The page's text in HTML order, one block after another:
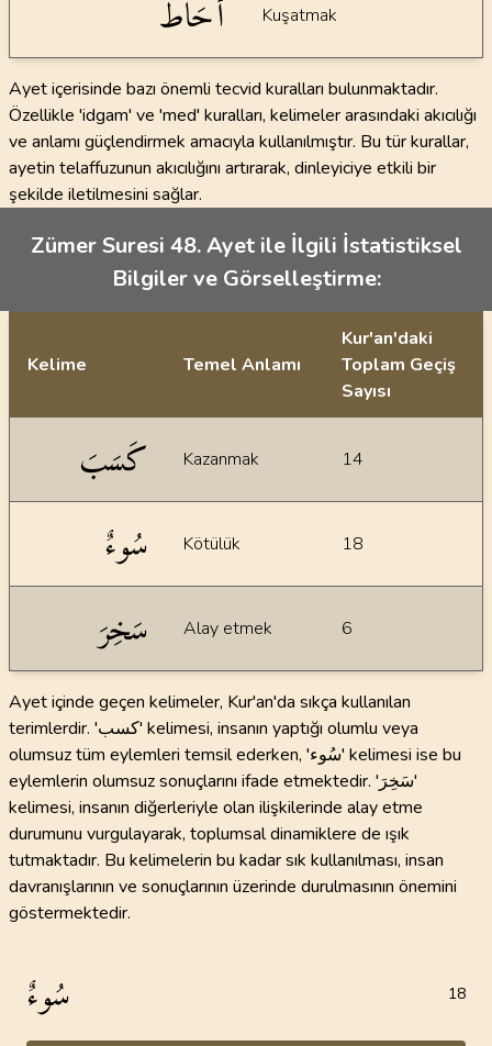
أَحَاطَ Kuşatmak
Ayet içerisinde bazı önemli tecvid kuralları bulunmaktadır.
Özellikle 'idgam' ve 'med' kuralları, kelimeler arasındaki akıcılığı
ve anlamı güçlendirmek amacıyla kullanılmıştır. Bu tür kurallar,
ayetin telaffuzunun akıcılığını artırarak, dinleyiciye etkili bir
şekilde iletilmesini sağlar.
Zümer Suresi 48. Ayet ile İlgili İstatistiksel
Bilgiler ve Görselleştirme:
Kelime Temel Anlamı
Kur'an'daki
Toplam Geçiş
Sayısı
كَسَبَ Kazanmak 14
سُوءٌ Kötülük 18
سَخِرَ Alay etmek 6
Ayet içinde geçen kelimeler, Kur'an'da sıkça kullanılan
terimlerdir. 'كسب' kelimesi, insanın yaptığı olumlu veya
olumsuz tüm eylemleri temsil ederken, 'سُوء' kelimesi ise bu
eylemlerin olumsuz sonuçlarını ifade etmektedir. 'سَخِرَ'
kelimesi, insanın diğerleriyle olan ilişkilerinde alay etme
durumunu vurgulayarak, toplumsal dinamiklere de ışık
tutmaktadır. Bu kelimelerin bu kadar sık kullanılması, insan
davranışlarının ve sonuçlarının üzerinde durulmasının önemini
göstermektedir.
سُوءٌ 18